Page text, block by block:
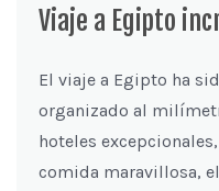
Viaje a Egipto
El viaje a Egipto ha
organizado al
hoteles
comida maravillosa,